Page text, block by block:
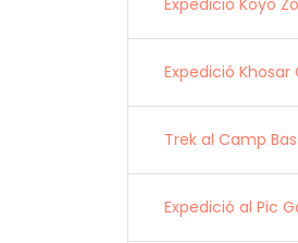
Expedició Koyo
Expedició Khosar
Trek al Camp
Expedició al Pic